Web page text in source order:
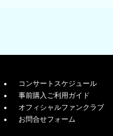
コンサートスケジュール
事前購入ご利用ガイド
オフィシャルファンクラブ
お問合せフォーム